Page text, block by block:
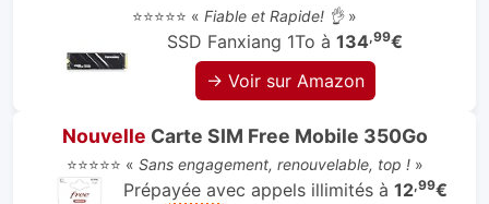
⭐⭐⭐⭐⭐ « Fiable et Rapide! 👌»
SSD Fanxiang 1To à 134,99€
→ Voir sur Amazon
Nouvelle Carte SIM Free Mobile 350Go
⭐⭐⭐⭐⭐ « Sans engagement, renouvelable, top !»
Prépayée avec appels illimités à 12,99€